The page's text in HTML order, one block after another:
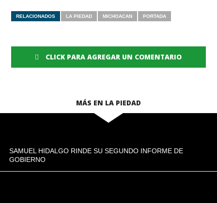
RELACIONADOS LA PIEDAD MICHOACAN PORTADA
CLICK PARA AGREGAR UN COMENTARIO
MÁS EN LA PIEDAD
SAMUEL HIDALGO RINDE SU SEGUNDO INFORME DE
GOBIERNO